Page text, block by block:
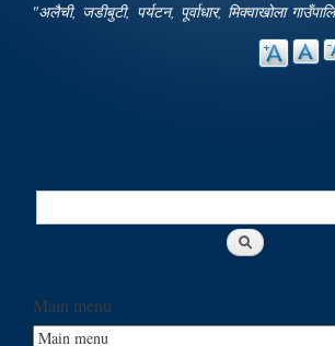
"अलैची, जडीबुटी, पर्यटन, पूर्वाधार, मिक्वाखोला
Search
Main menu